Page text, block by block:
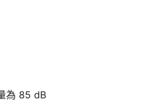
為 85 dB